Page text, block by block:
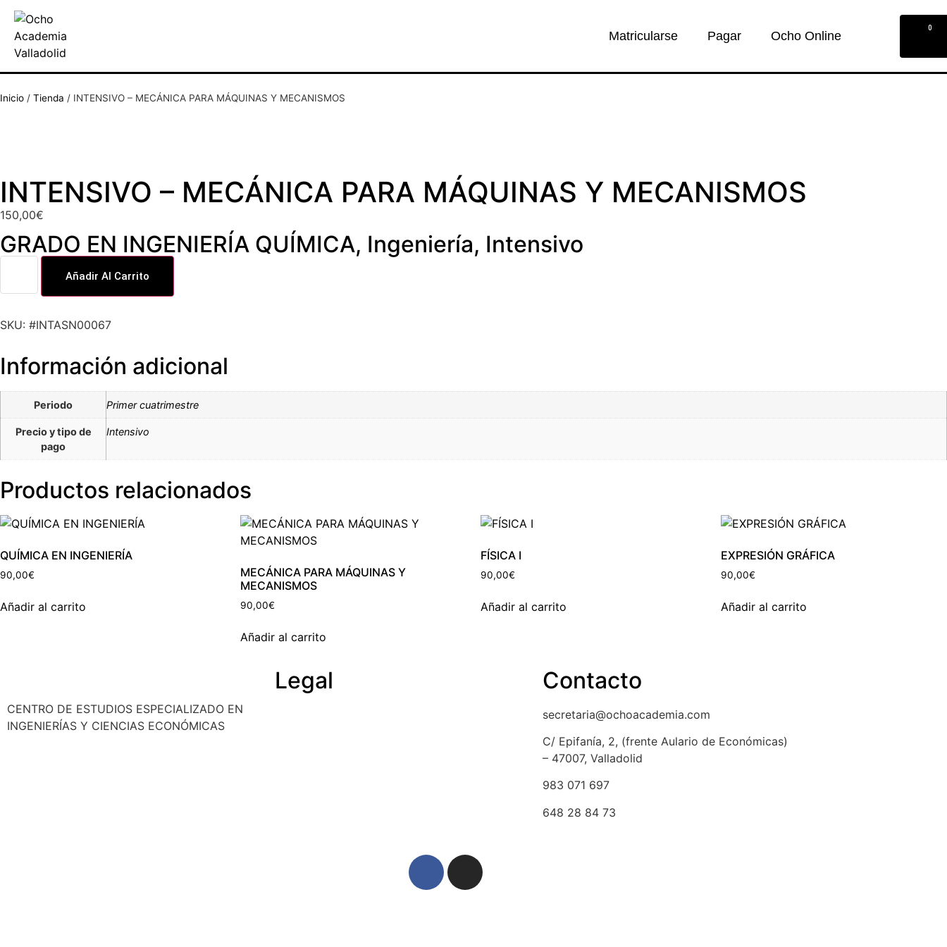
Matricularse Pagar Ocho Online
0
Inicio / Tienda / INTENSIVO – MECÁNICA PARA MÁQUINAS Y MECANISMOS
INTENSIVO – MECÁNICA PARA MÁQUINAS Y MECANISMOS
150,00€
GRADO EN INGENIERÍA QUÍMICA, Ingeniería, Intensivo
Añadir Al Carrito
SKU: #INTASN00067
Información adicional
Periodo Primer cuatrimestre
Precio y tipo de
pago
Intensivo
Productos relacionados
QUÍMICA EN INGENIERÍA
90,00€
Añadir al carrito
MECÁNICA PARA MÁQUINAS Y
MECANISMOS
90,00€
Añadir al carrito
FÍSICA I
90,00€
Añadir al carrito
EXPRESIÓN GRÁFICA
90,00€
Añadir al carrito
CENTRO DE ESTUDIOS ESPECIALIZADO EN
INGENIERÍAS Y CIENCIAS ECONÓMICAS
Legal Contacto
secretaria@ochoacademia.com
C/ Epifanía, 2, (frente Aulario de Económicas)
– 47007, Valladolid
983 071 697
648 28 84 73